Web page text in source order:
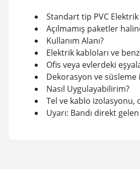
Standart tip PVC Elektrik
Açılmamış paketler
Kullanım Alanı?
Elektrik kabloları ve
Ofis veya evlerdeki
Dekorasyon ve süsleme
Nasıl Uygulayabilirim?
Tel ve kablo
Uyarı: Bandı direkt